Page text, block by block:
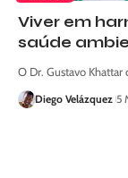
Viver em
saúde
O Dr. Gustavo
Diego Velázquez 5